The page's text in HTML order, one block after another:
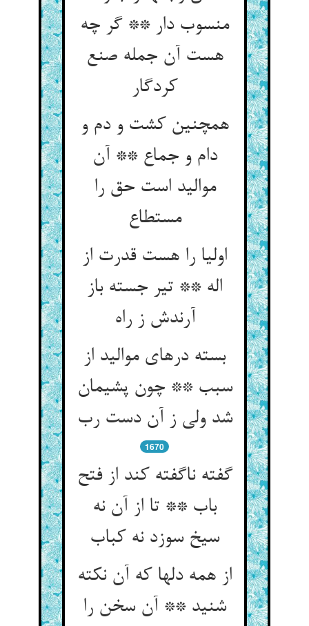
منسوب دار ** گر چه
هست آن جمله صنع
کردگار
همچنین کشت و دم و
دام و جماع ** آن
موالید است حق را
مستطاع‌‌
اولیا را هست قدرت از
اله ** تیر جسته باز
بسته درهای موالید از
سبب ** چون پشیمان
شد ولی ز آن دست رب‌‌
1670
گفته ناگفته کند از فتح
باب ** تا از آن نه
از همه دلها که آن نکته
شنید ** آن سخن را